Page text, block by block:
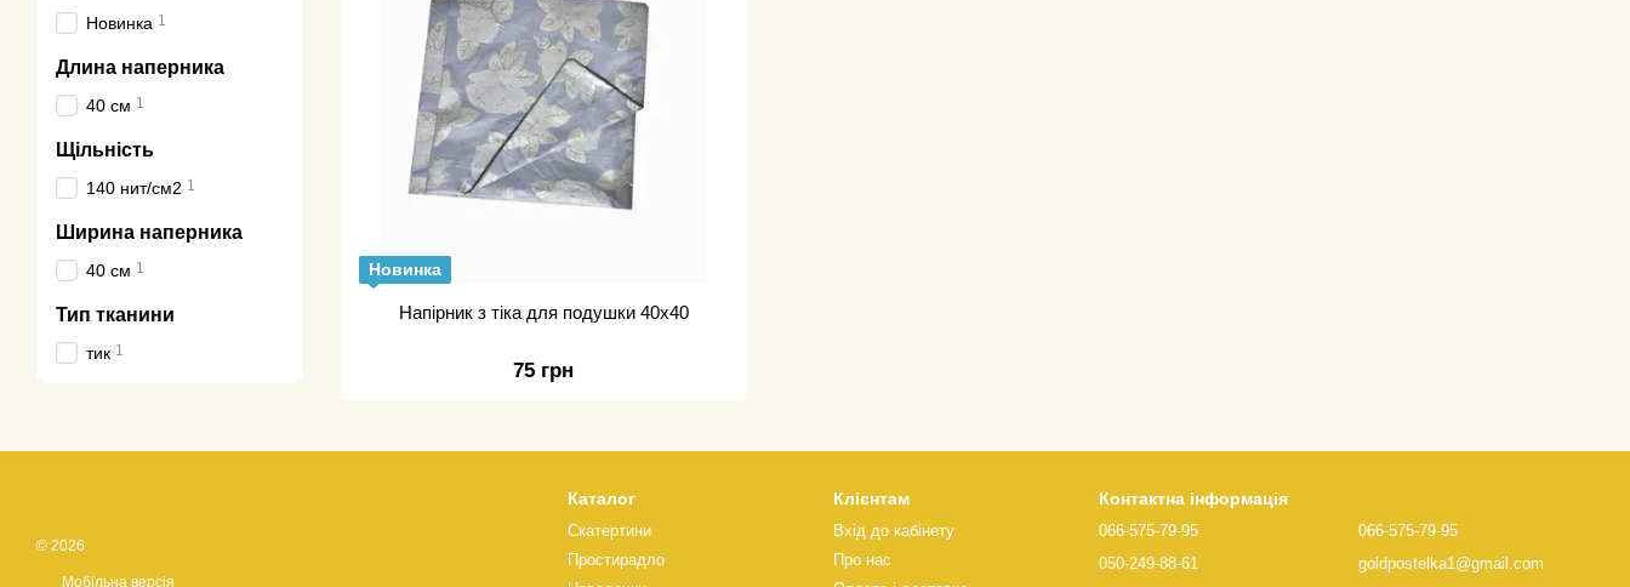
Новинка
Напірник з тіка для подушки 40х40
75 грн
Новинка 1
Длина наперника
40 см 1
Щільність
140 нит/см2 1
Ширина наперника
40 см 1
Тип тканини
тик 1
© 2026
Мобільна версія
Каталог
Скатертини
Простирадло
Клієнтам
Вхід до кабінету
Про нас
Контактна інформація
066-575-79-95
050-249-88-61
066-575-79-95
goldpostelka1@gmail.com